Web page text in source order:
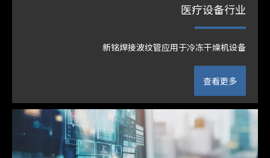
医疗设备行业
新铭焊接波纹管应用于冷冻干燥机设备
查看更多